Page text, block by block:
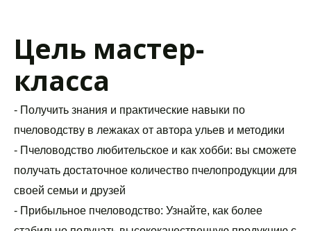
Цель мастер-
класса
- Получить знания и практические навыки по
пчеловодству в лежаках от автора ульев и методики
- Пчеловодство любительское и как хобби: вы сможете
получать достаточное количество пчелопродукции для
своей семьи и друзей
- Прибыльное пчеловодство: Узнайте, как более